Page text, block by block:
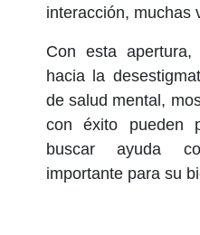
interacción, muchas
Con esta
hacia la
de salud mental,
con éxito pueden
buscar ayuda
importante para su